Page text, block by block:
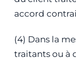
accord
(4) Dans la
traitants ou à